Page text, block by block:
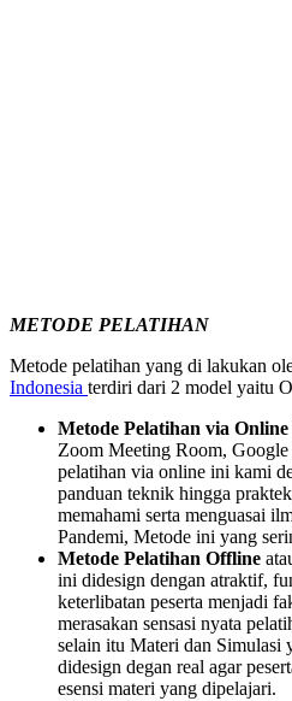
METODE PELATIHAN
Metode pelatihan yang di lakukan
Indonesia terdiri dari 2 model yaitu
Metode Pelatihan via Online
Zoom Meeting Room,
pelatihan via online ini kami
panduan teknik hingga
memahami serta menguasai
Pandemi, Metode ini yang
Metode Pelatihan Offline
ini didesign dengan atraktif,
keterlibatan peserta menjadi
merasakan sensasi nyata
selain itu Materi dan Simulasi
didesign degan real agar
esensi materi yang dipelajari.